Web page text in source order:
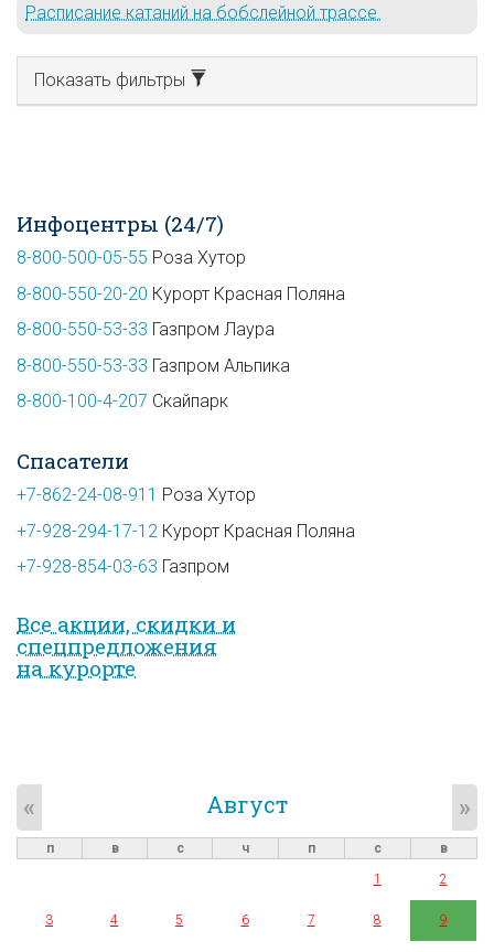
Расписание катаний на бобслейной трассе.
Показать фильтры
Инфоцентры (24/7)
8-800-500-05-55 Роза Хутор
8-800-550-20-20 Курорт Красная Поляна
8-800-550-53-33 Газпром Лаура
8-800-550-53-33 Газпром Альпика
8-800-100-4-207 Скайпарк
Спасатели
+7-862-24-08-911 Роза Хутор
+7-928-294-17-12 Курорт Красная Поляна
+7-928-854-03-63 Газпром
Все акции, скидки и
спец­предложе­ния
на курорте
Август
« »
п в с ч п с
в
1
2
3 4 5 6 7 8 9